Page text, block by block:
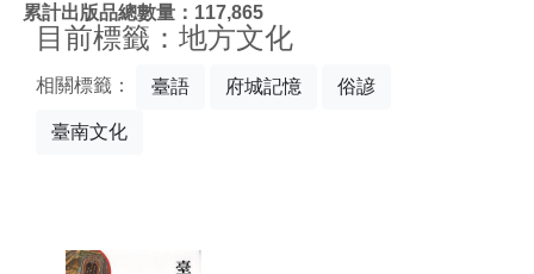
累計出版品總數量：117,865
目前標籤：地方文化
相關標籤： 臺語 府城記憶 俗諺
臺南文化